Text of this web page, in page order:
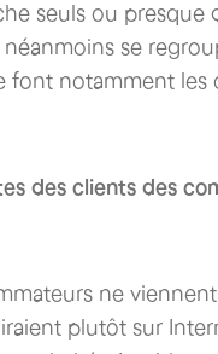
seuls ou
se
font notamment
des clients des
ne
plutôt sur